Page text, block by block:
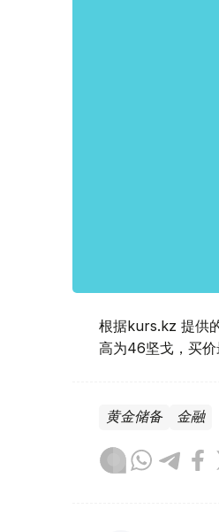
根据kurs.kz 提供
高为46坚戈，买
黄金储备 金融